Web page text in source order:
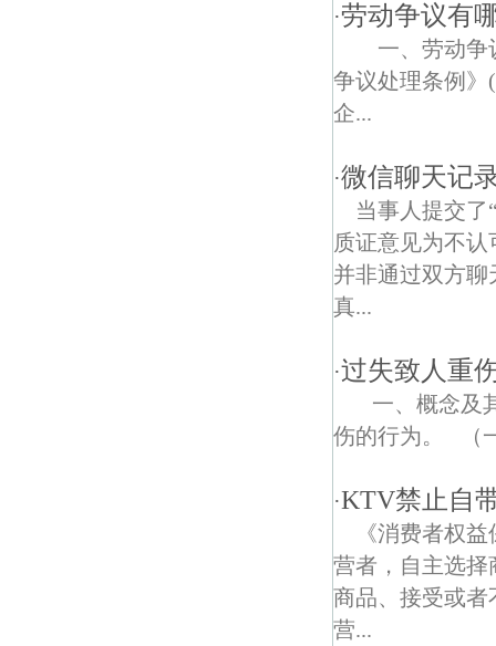
·劳动争议有
一、劳动
争议处理条例》
企...
·微信聊天记
当事人提交
质证意见为不
并非通过双方
真...
·过失致人重
一、概念及
伤的行为。 （
·KTV禁止自
《消费者权
营者，自主选择
商品、接受或者
营...